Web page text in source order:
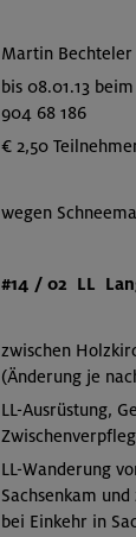
Martin Bechteler
bis 08.01.13
904 68 186
€ 2,50
wegen
#14 / 02 LL
zwischen
(Änderung je
LL-Ausrüstung,
LL-Wanderung
Sachsenkam
bei Einkehr in